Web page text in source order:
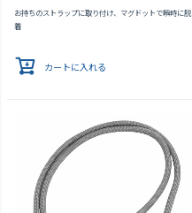
お持ちのストラップに取り付け、マグドットで瞬時に脱
着
カートに入れる